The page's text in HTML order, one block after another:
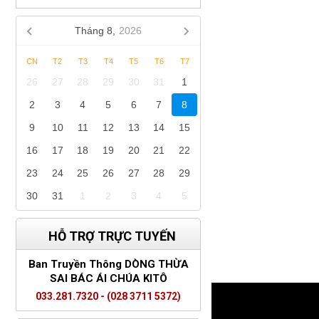
Tháng 8, 2026
CN T2 T3 T4 T5 T6 T7
26 27 28 29 30 31
1
2
3 4 5 6 7
8
9
10 11 12 13 14
15
16
17 18 19 20 21
22
23
24 25 26 27 28
29
30
31 1 2 3 4 5
HỖ TRỢ TRỰC TUYẾN
Ban Truyền Thông DÒNG THỪA
SAI BÁC ÁI CHÚA KITÔ
033.281.7320 - (028 3711 5372)